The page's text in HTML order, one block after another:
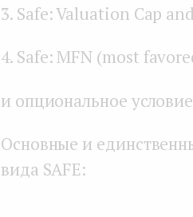
Safe: Valuation Cap
Safe: MFN (most
и опциональное
Основные и
вида SAFE: